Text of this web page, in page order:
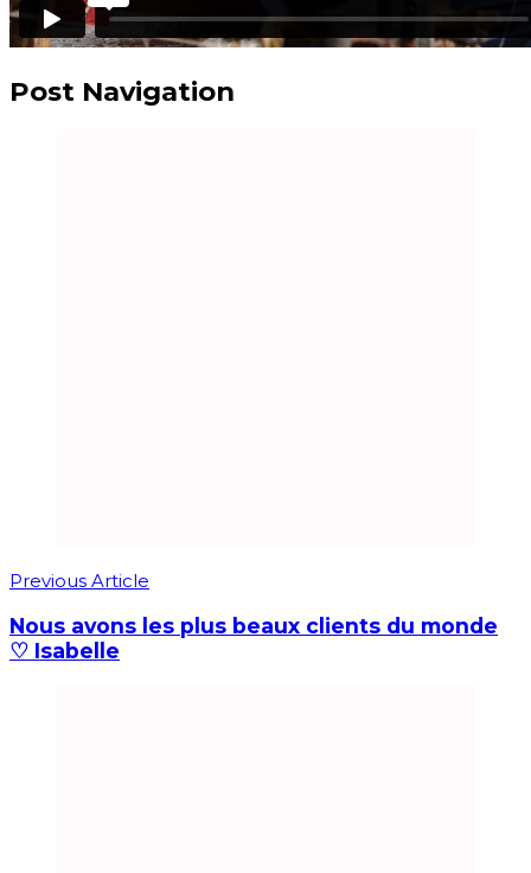
Post Navigation
Previous Article
Nous avons les plus beaux clients du monde
♡ Isabelle